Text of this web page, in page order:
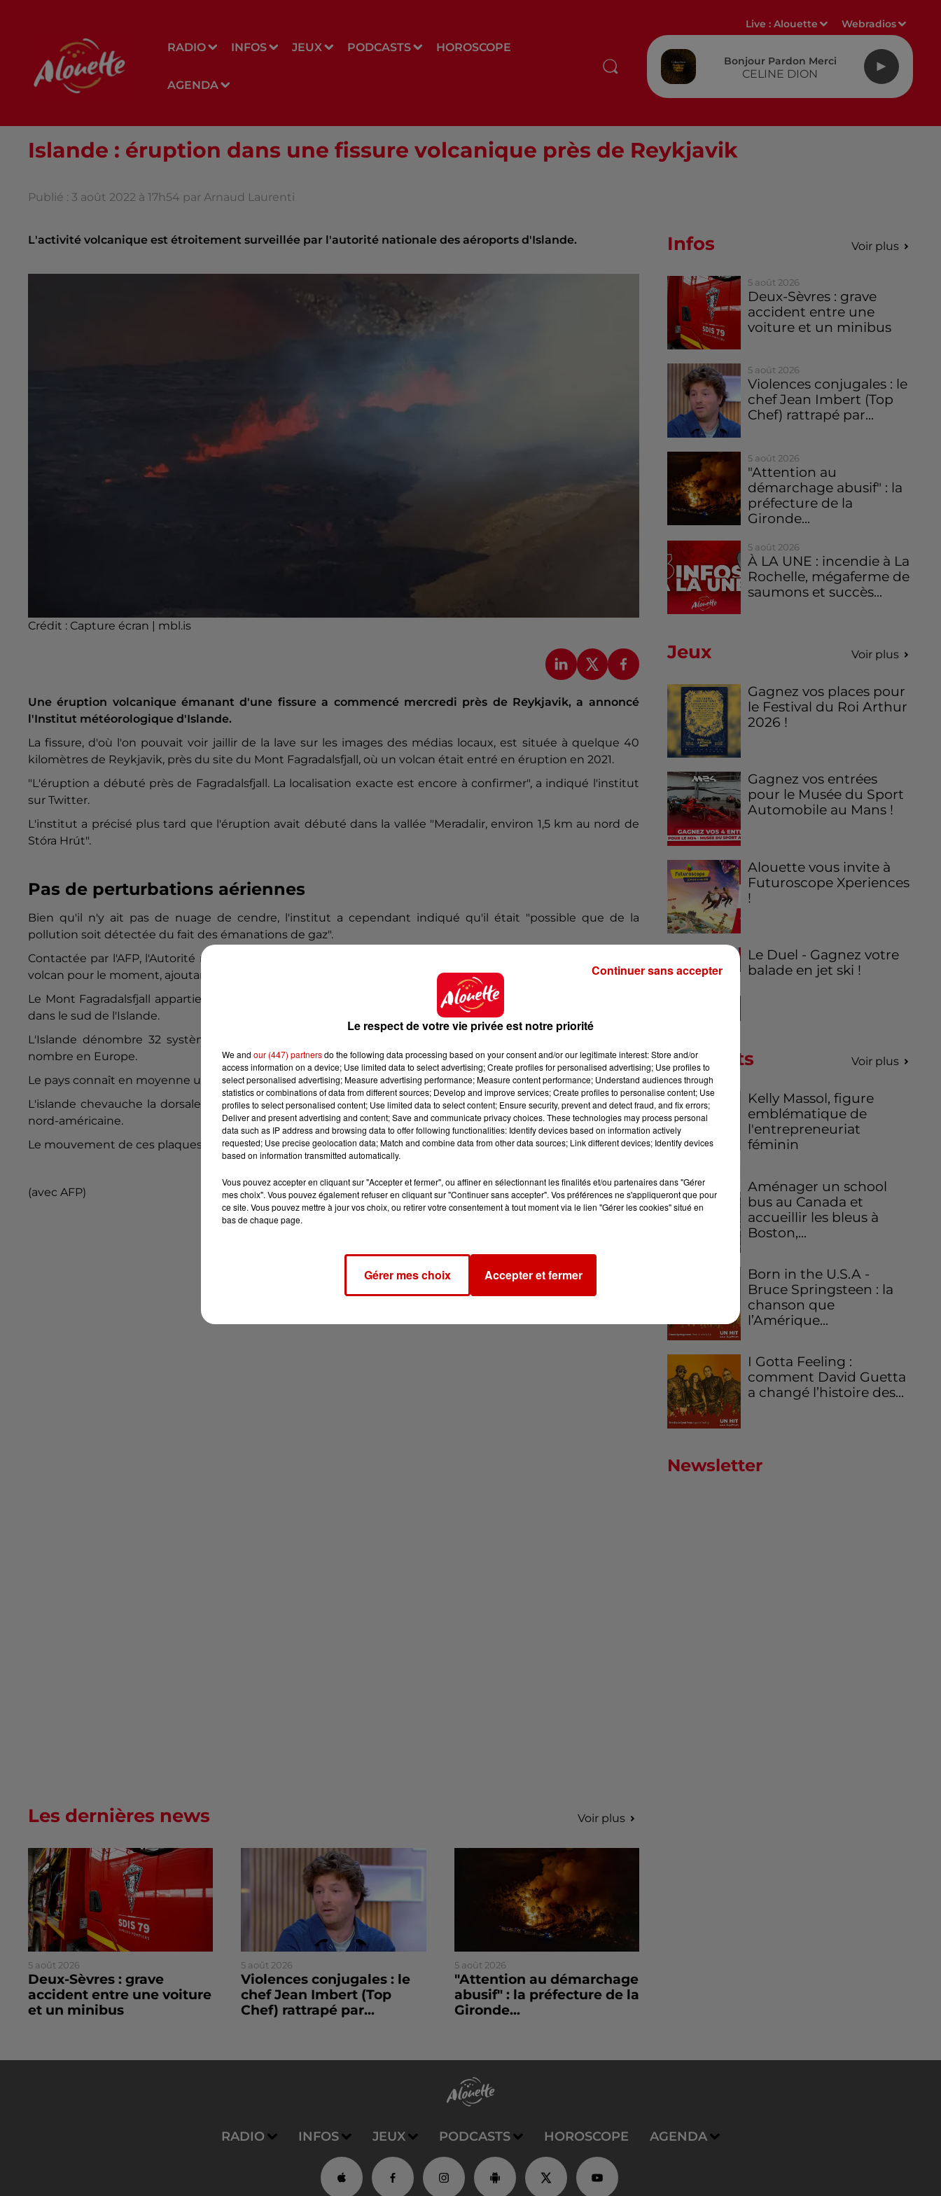
RADIO INFOS JEUX PODCASTS HOROSCOPE
AGENDA
Live :Alouette Webradios
Bonjour Pardon Merci
CELINE DION
Islande : éruption dans une fissure volcanique près de Reykjavik
Publié : 3 août 2022 à 17h54 par Arnaud Laurenti
L'activité volcanique est étroitement surveillée par l'autorité nationale des aéroports d'Islande.
Crédit : Capture écran | mbl.is
Une éruption volcanique émanant d'une fissure a commencé mercredi près de Reykjavik, a annoncé
l'Institut météorologique d'Islande.
La fissure, d'où l'on pouvait voir jaillir de la lave sur les images des médias locaux, est située à quelque 40
kilomètres de Reykjavik, près du site du Mont Fagradalsfjall, où un volcan était entré en éruption en 2021.
"L'éruption a débuté près de Fagradalsfjall. La localisation exacte est encore à confirmer", a indiqué l'institut
sur Twitter.
L'institut a précisé plus tard que l'éruption avait débuté dans la vallée "Meradalir, environ 1,5 km au nord de
Stóra Hrút".
Pas de perturbations aériennes
Bien qu'il n'y ait pas de nuage de cendre, l'institut a cependant indiqué qu'il était "possible que de la
pollution soit détectée du fait des émanations de gaz".
Contactée par l'AFP, l'Autorité nationale des aéroports d'Islande a indiqué qu'aucun vol n'était affecté par le
volcan pour le moment, ajoutant qu'elle suivait la situation "en conséquence".
Le Mont Fagradalsfjall appartient au système volcanique de Krysuvik, situé dans la péninsule de Reykjanes
dans le sud de l'Islande.
L'Islande dénombre 32 systèmes volcaniques actuellement considérés comme actifs, soit le plus grand
nombre en Europe.
Le pays connaît en moyenne une éruption tous les cinq ans.
L'islande chevauche la dorsale médio-atlantique, une fissure séparant la plaques tectonique eurasienne et
nord-américaine.
Le mouvement de ces plaques est en partie responsable de l'activité sismique intense du pays.
(avec AFP)
Infos Voir plus
5 août 2026
Deux-Sèvres : grave
accident entre une
voiture et un minibus
5 août 2026
Violences conjugales : le
chef Jean Imbert (Top
Chef) rattrapé par...
5 août 2026
"Attention au
démarchage abusif" : la
préfecture de la
Gironde...
5 août 2026
À LA UNE : incendie à La
Rochelle, mégaferme de
saumons et succès...
Jeux Voir plus
Gagnez vos places pour
le Festival du Roi Arthur
2026 !
Gagnez vos entrées
pour le Musée du Sport
Automobile au Mans !
Alouette vous invite à
Futuroscope Xperiences
!
Le Duel - Gagnez votre
balade en jet ski !
Podcasts Voir plus
Kelly Massol, figure
emblématique de
l'entrepreneuriat
féminin
Aménager un school
bus au Canada et
accueillir les bleus à
Boston,...
Born in the U.S.A -
Bruce Springsteen : la
chanson que
l’Amérique...
I Gotta Feeling :
comment David Guetta
a changé l’histoire des...
Newsletter
Les dernières news Voir plus
5 août 2026
Deux-Sèvres : grave
accident entre une voiture
et un minibus
5 août 2026
Violences conjugales : le
chef Jean Imbert (Top
Chef) rattrapé par...
5 août 2026
"Attention au démarchage
abusif" : la préfecture de la
Gironde...
RADIO INFOS JEUX PODCASTS HOROSCOPE AGENDA
Le respect de votre vie privée est notre priorité
We and our (447) partnersdo the following data processing based on your consent and/or our legitimate interest: Store and/or
access information on a device; Use limited data to select advertising; Create profiles for personalised advertising; Use profiles to
select personalised advertising; Measure advertising performance; Measure content performance; Understand audiences through
statistics or combinations of data from different sources; Develop and improve services; Create profiles to personalise content; Use
profiles to select personalised content; Use limited data to select content; Ensure security, prevent and detect fraud, and fix errors;
Deliver and present advertising and content; Save and communicate privacy choices. These technologies may process personal
data such as IP address and browsing data to offer following functionalities: Identify devices based on information actively
requested; Use precise geolocation data; Match and combine data from other data sources; Link different devices; Identify devices
based on information transmitted automatically.
Vous pouvez accepter en cliquant sur "Accepter et fermer", ou affiner en sélectionnant les finalités et/ou partenaires dans "Gérer
mes choix". Vous pouvez également refuser en cliquant sur "Continuer sans accepter". Vos préférences ne s'appliqueront que pour
ce site. Vous pouvez mettre à jour vos choix, ou retirer votre consentement à tout moment via le lien "Gérer les cookies" situé en
bas de chaque page.
Gérer mes choix Accepter et fermer
Continuer sans accepter